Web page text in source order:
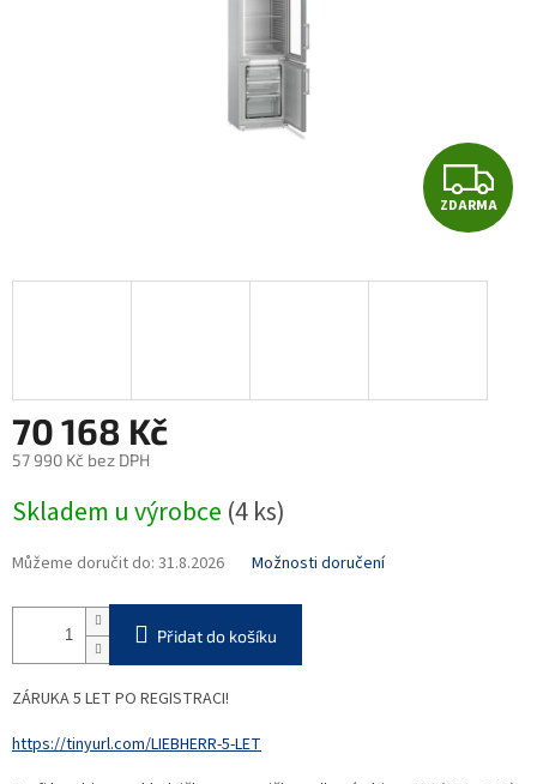
Z
D
ZDARMA
70 168 Kč
57 990 Kč bez DPH
cena:
Skladem u výrobce (4 ks)
Můžeme doručit do: 31.8.2026 Možnosti doručení
Přidat do košíku
ZÁRUKA 5 LET PO REGISTRACI!
https://tinyurl.com/LIEBHERR-5-LET